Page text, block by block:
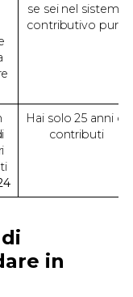
se sei nel sistema
contributivo puro
Hai solo 25 anni di
contributi
in